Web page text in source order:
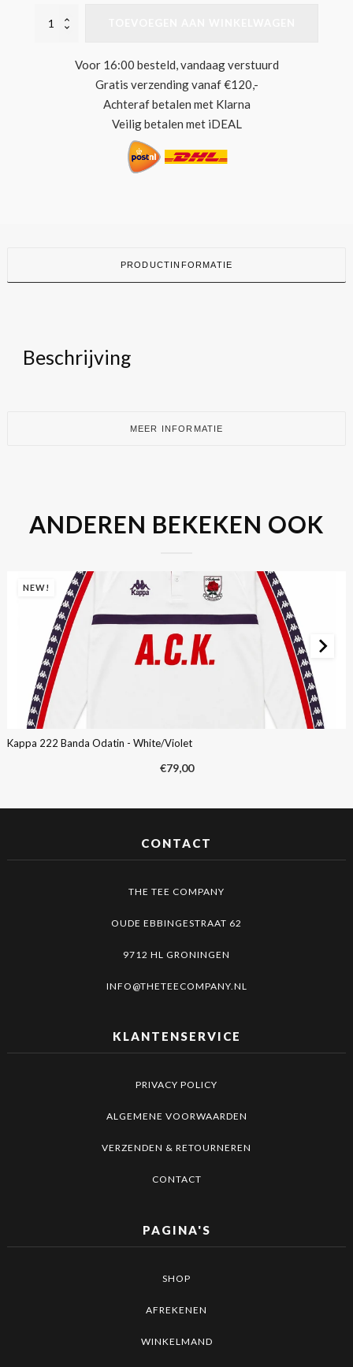
STAN
RAY
Voor 16:00 besteld, vandaag verstuurd
Gratis verzending vanaf €120,-
Achteraf betalen met Klarna
Veilig betalen met iDEAL
PRODUCTINFORMATIE
Beschrijving
MEER INFORMATIE
ANDEREN BEKEKEN OOK
NEW!
Kappa 222 Banda Odatin - White/Violet
€79,00
CONTACT
THE TEE COMPANY
OUDE EBBINGESTRAAT 62
9712 HL GRONINGEN
INFO@THETEECOMPANY.NL
KLANTENSERVICE
PRIVACY POLICY
ALGEMENE VOORWAARDEN
VERZENDEN & RETOURNEREN
CONTACT
PAGINA'S
SHOP
AFREKENEN
WINKELMAND